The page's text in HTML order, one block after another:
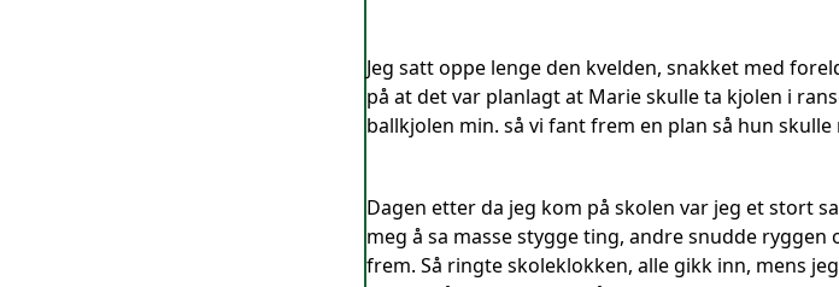
Jeg satt oppe lenge den kvelden, snakket med
på at det var planlagt at Marie skulle ta kjolen i
ballkjolen min. så vi fant frem en plan så hun skulle
Dagen etter da jeg kom på skolen var jeg et stort
meg å sa masse stygge ting, andre snudde
frem. Så ringte skoleklokken, alle gikk inn, mens